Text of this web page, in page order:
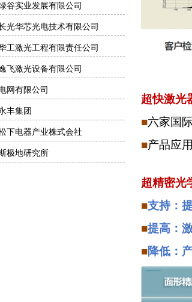
谷实业发展有限公司
光华芯光电技术有限公司
工激光工程有限责任公司
飞激光设备有限公司
网有限公司
丰集团
下电器产业株式会社
极地研究所
超快激光
■六家国
■产品应
超精密光
■支持：
■提高 ：
■降低 ：